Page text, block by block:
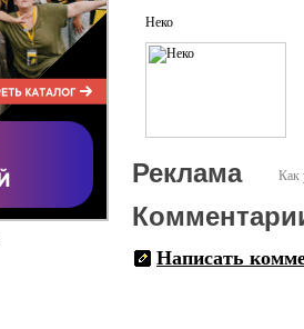
Неко
Как
Реклама
Написать